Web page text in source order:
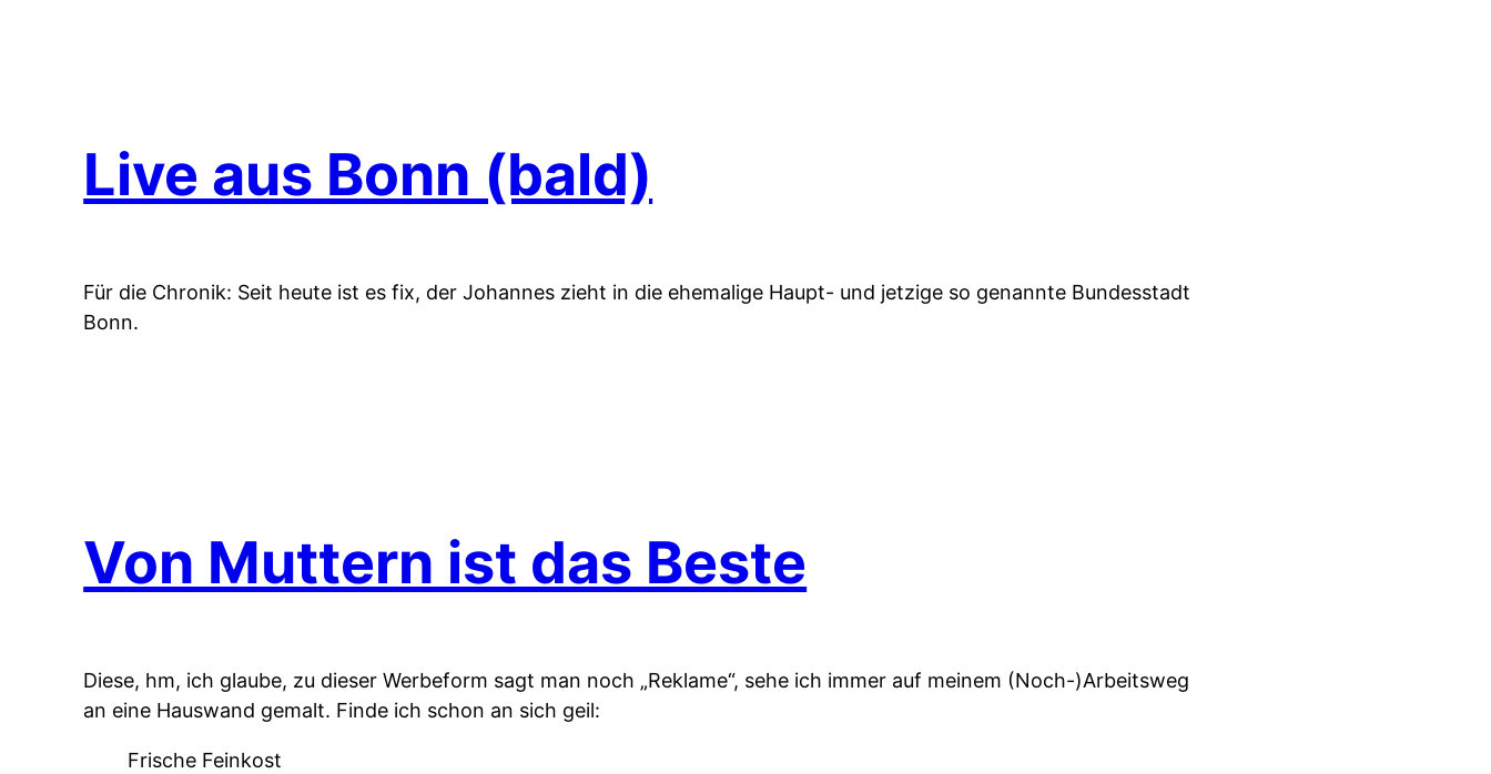
Live aus Bonn (bald)
Für die Chronik: Seit heute ist es fix, der Johannes zieht in die ehemalige Haupt- und jetzige so genannte Bundesstadt
Bonn.
Von Muttern ist das Beste
Diese, hm, ich glaube, zu dieser Werbeform sagt man noch „Reklame“, sehe ich immer auf meinem (Noch-)Arbeitsweg
an eine Hauswand gemalt. Finde ich schon an sich geil:
Frische Feinkost